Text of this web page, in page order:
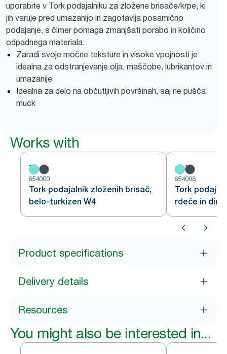
uporabite v Tork podajalniku za zložene brisače/krpe, ki
jih varuje pred umazanijo in zagotavlja posamično
podajanje, s čimer pomaga zmanjšati porabo in količino
odpadnega materiala.
Zaradi svoje močne teksture in visoke vpojnosti je
idealna za odstranjevanje olja, maščobe, lubrikantov in
umazanije
Idealna za delo na občutljivih površinah, saj ne pušča
muck
Works with
654000
Tork podajalnik zloženih brisač,
belo-turkizen W4
654008
Tork
rdeče in
Product specifications
Delivery details
Resources
You might also be interested in...